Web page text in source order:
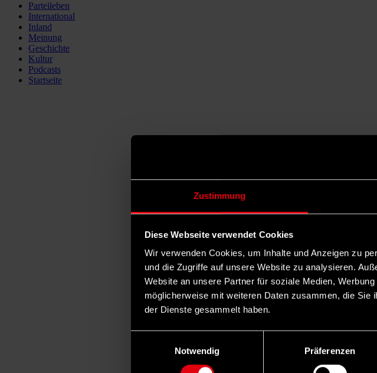
Zustimmung
Diese Webseite verwendet Cookies
Wir verwenden Cookies, um Inhalte und Anzeigen zu
und die Zugriffe auf unsere Website zu analysieren.
Website an unsere Partner für soziale Medien,
möglicherweise mit weiteren Daten zusammen, die
der Dienste gesammelt haben.
Notwendig
Präferenzen
Parteileben
International
Inland
Meinung
Geschichte
Kultur
Podcasts
Startseite